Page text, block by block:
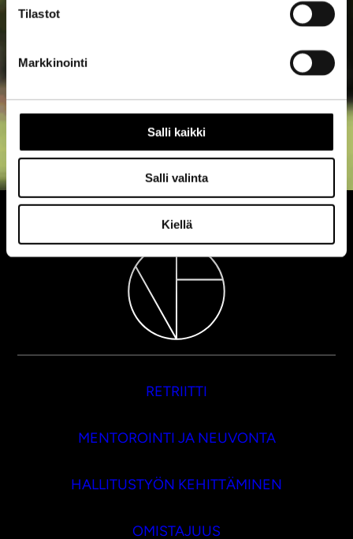
Tilastot
Markkinointi
Salli kaikki
Salli valinta
Kiellä
RETRIITTI
MENTOROINTI JA NEUVONTA
HALLITUSTYÖN KEHITTÄMINEN
OMISTAJUUS